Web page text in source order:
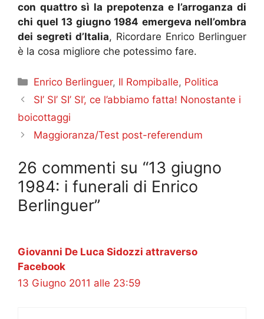
con quattro sì la prepotenza e l’arroganza di
chi quel 13 giugno 1984 emergeva nell’ombra
dei segreti d’Italia, Ricordare Enrico Berlinguer
è la cosa migliore che potessimo fare.
Categorie
Enrico Berlinguer, Il Rompiballe, Politica
SI’ SI’ SI’ SI’, ce l’abbiamo fatta! Nonostante i
boicottaggi
Maggioranza/Test post-referendum
26 commenti su “13 giugno
1984: i funerali di Enrico
Berlinguer”
Giovanni De Luca Sidozzi attraverso
Facebook
13 Giugno 2011 alle 23:59